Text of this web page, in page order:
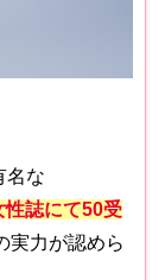
名な
性誌にて50受
実力が認めら